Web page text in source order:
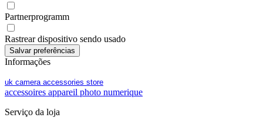
Partnerprogramm
Rastrear dispositivo sendo usado
Informações
uk camera accessories store
accessoires appareil photo numerique
Serviço da loja